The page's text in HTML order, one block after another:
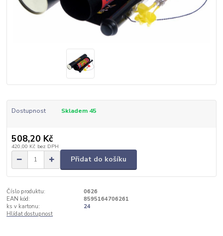
Dostupnost Skladem 45
508,20 Kč
420,00 Kč bez DPH
Přidat do košíku
Číslo produktu:
0626
EAN kód:
8595164706261
ks v kartonu:
24
Hlídat dostupnost